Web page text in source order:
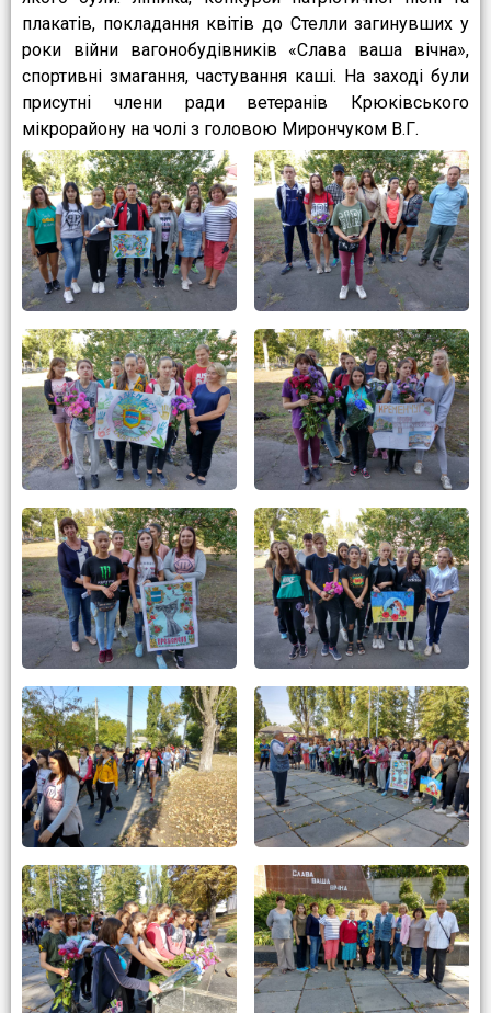
плакатів, покладання квітів до Стелли загинувших у
роки війни вагонобудівників «Слава ваша вічна»,
спортивні змагання, частування каші. На заході були
присутні члени ради ветеранів Крюківського
мікрорайону на чолі з головою Мирончуком В.Г.